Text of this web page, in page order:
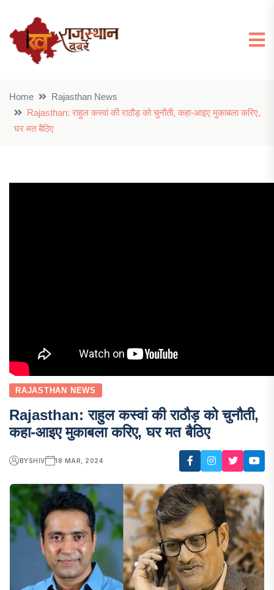
Home
Rajasthan News
Rajasthan: राहुल कस्वां की राठौड़ को चुनौती, कहा-आइए मुकाबला करिए,
घर मत बैठिए
RAJASTHAN NEWS
Rajasthan: राहुल कस्वां की राठौड़ को चुनौती,
कहा-आइए मुकाबला करिए, घर मत बैठिए
BYSHIV 18 MAR, 2024